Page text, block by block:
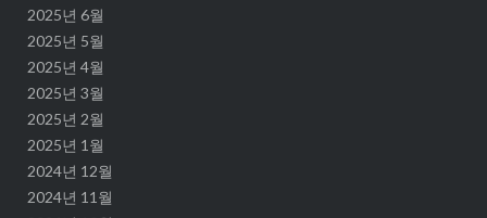
2025년 6월
2025년 5월
2025년 4월
2025년 3월
2025년 2월
2025년 1월
2024년 12월
2024년 11월